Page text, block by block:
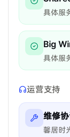
具体服
Big
具体服
运营支持
维修
馨居时